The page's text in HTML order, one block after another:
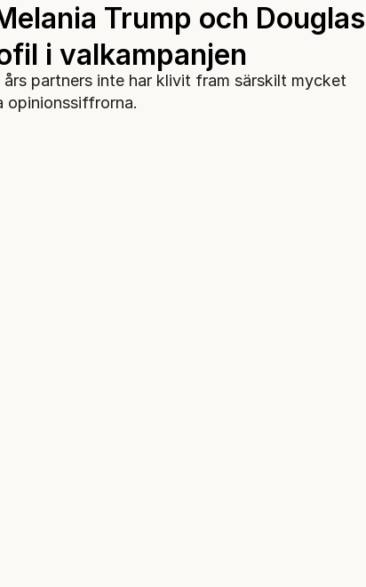
Trump och Douglas
i valkampanjen
partners inte har klivit fram särskilt mycket
opinionssiffrorna.